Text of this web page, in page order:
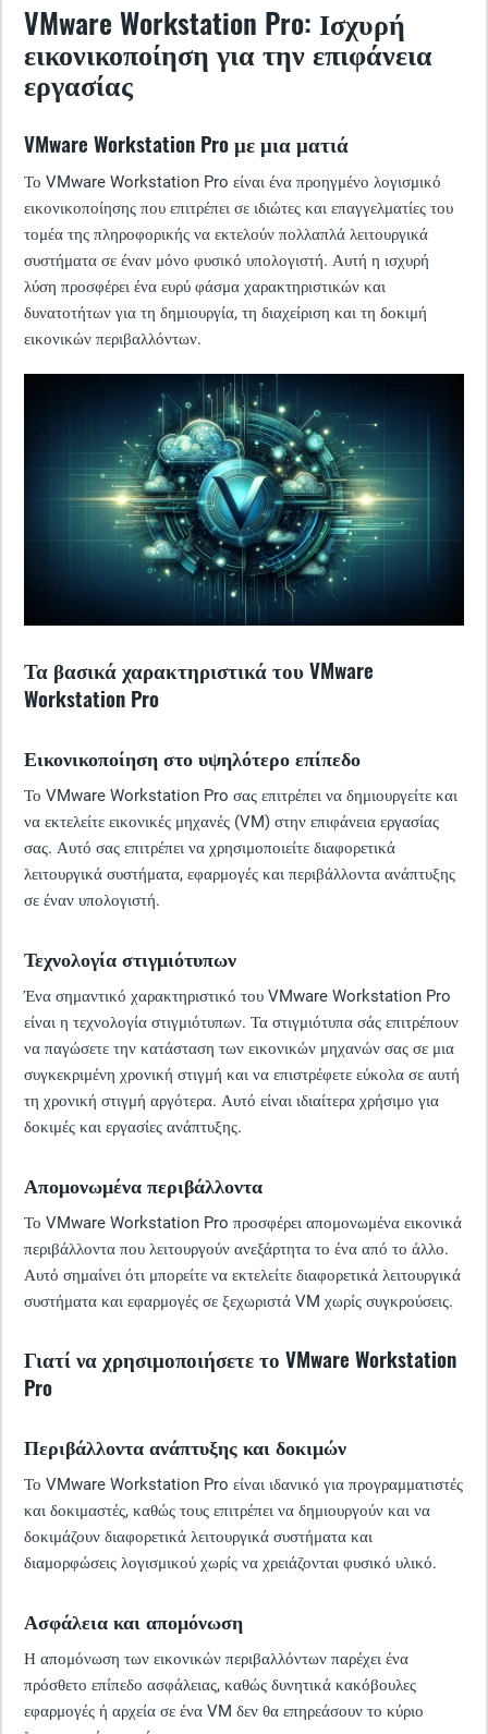
VMware Workstation Pro: Ισχυρή
εικονικοποίηση για την επιφάνεια
εργασίας
VMware Workstation Pro με μια ματιά
Το VMware Workstation Pro είναι ένα προηγμένο λογισμικό
εικονικοποίησης που επιτρέπει σε ιδιώτες και επαγγελματίες του
τομέα της πληροφορικής να εκτελούν πολλαπλά λειτουργικά
συστήματα σε έναν μόνο φυσικό υπολογιστή. Αυτή η ισχυρή
λύση προσφέρει ένα ευρύ φάσμα χαρακτηριστικών και
δυνατοτήτων για τη δημιουργία, τη διαχείριση και τη δοκιμή
εικονικών περιβαλλόντων.
Τα βασικά χαρακτηριστικά του VMware
Workstation Pro
Εικονικοποίηση στο υψηλότερο επίπεδο
Το VMware Workstation Pro σας επιτρέπει να δημιουργείτε και
να εκτελείτε εικονικές μηχανές (VM) στην επιφάνεια εργασίας
σας. Αυτό σας επιτρέπει να χρησιμοποιείτε διαφορετικά
λειτουργικά συστήματα, εφαρμογές και περιβάλλοντα ανάπτυξης
σε έναν υπολογιστή.
Τεχνολογία στιγμιότυπων
Ένα σημαντικό χαρακτηριστικό του VMware Workstation Pro
είναι η τεχνολογία στιγμιότυπων. Τα στιγμιότυπα σάς επιτρέπουν
να παγώσετε την κατάσταση των εικονικών μηχανών σας σε μια
συγκεκριμένη χρονική στιγμή και να επιστρέφετε εύκολα σε αυτή
τη χρονική στιγμή αργότερα. Αυτό είναι ιδιαίτερα χρήσιμο για
δοκιμές και εργασίες ανάπτυξης.
Απομονωμένα περιβάλλοντα
Το VMware Workstation Pro προσφέρει απομονωμένα εικονικά
περιβάλλοντα που λειτουργούν ανεξάρτητα το ένα από το άλλο.
Αυτό σημαίνει ότι μπορείτε να εκτελείτε διαφορετικά λειτουργικά
συστήματα και εφαρμογές σε ξεχωριστά VM χωρίς συγκρούσεις.
Γιατί να χρησιμοποιήσετε το VMware Workstation
Pro
Περιβάλλοντα ανάπτυξης και δοκιμών
Το VMware Workstation Pro είναι ιδανικό για προγραμματιστές
και δοκιμαστές, καθώς τους επιτρέπει να δημιουργούν και να
δοκιμάζουν διαφορετικά λειτουργικά συστήματα και
διαμορφώσεις λογισμικού χωρίς να χρειάζονται φυσικό υλικό.
Ασφάλεια και απομόνωση
Η απομόνωση των εικονικών περιβαλλόντων παρέχει ένα
πρόσθετο επίπεδο ασφάλειας, καθώς δυνητικά κακόβουλες
εφαρμογές ή αρχεία σε ένα VM δεν θα επηρεάσουν το κύριο